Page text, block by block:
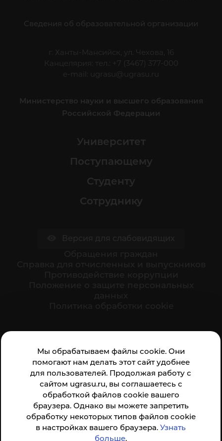
Мы обрабатываем файлы cookie. Они
помогают нам делать этот сайт удобнее
для пользователей. Продолжая работу с
сайтом ugrasu.ru, вы соглашаетесь с
обработкой файлов cookie вашего
браузера. Однако вы можете запретить
обработку некоторых типов файлов cookie
в настройках вашего браузера.Узнать
больше.
Сведения об образовательной организации
г. Ханты-Мансийск, ул. Чехова, 16
Канцелярия: тел.: +7 (3467) 377-000
e-mail:
ugrasu@ugrasu.ru
Министерство науки и высшего образования
Российской Федерации
Университет
Поступающему
Студенту
Сотруднику
организации:
Анкета доступна по QR-коду, а так же по прямой
ссылке